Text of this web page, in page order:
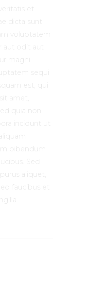
et
dicta sunt
voluptatem
aut odit aut
magni
sequi
est, qui
amet,
quia non
incidunt ut
bibendum
Sed
aliquet,
faucibus et